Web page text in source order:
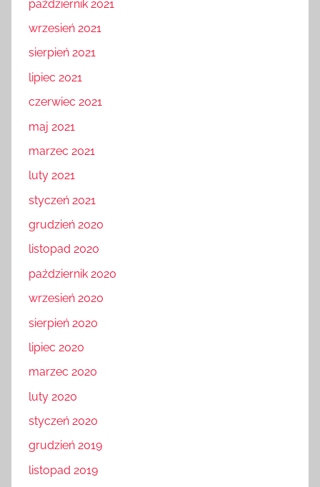
październik 2021
wrzesień 2021
sierpień 2021
lipiec 2021
czerwiec 2021
maj 2021
marzec 2021
luty 2021
styczeń 2021
grudzień 2020
listopad 2020
październik 2020
wrzesień 2020
sierpień 2020
lipiec 2020
marzec 2020
luty 2020
styczeń 2020
grudzień 2019
listopad 2019